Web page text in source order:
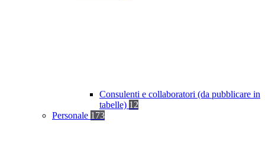
Consulenti e collaboratori (da pubblicare in
tabelle) 12
Personale 173